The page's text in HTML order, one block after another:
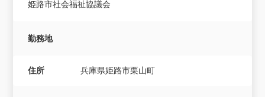
姫路市社会福祉協議会
勤務地
住所 兵庫県姫路市栗山町